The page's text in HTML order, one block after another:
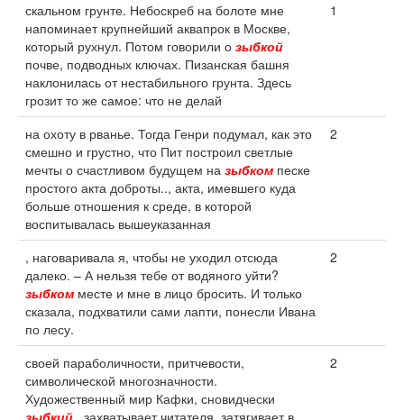
скальном грунте. Небоскреб на болоте мне
напоминает крупнейший аквапрок в Москве,
который рухнул. Потом говорили о зыбкой
почве, подводных ключах. Пизанская башня
наклонилась от нестабильного грунта. Здесь
грозит то же самое: что не делай
1
на охоту в рванье. Тогда Генри подумал, как это
смешно и грустно, что Пит построил светлые
мечты о счастливом будущем на зыбком песке
простого акта доброты.., акта, имевшего куда
больше отношения к среде, в которой
воспитывалась вышеуказанная
2
, наговаривала я, чтобы не уходил отсюда
далеко. – А нельзя тебе от водяного уйти?
зыбком месте и мне в лицо бросить. И только
сказала, подхватили сами лапти, понесли Ивана
по лесу.
2
своей параболичности, притчевости,
символической многозначности.
Художественный мир Кафки, сновидчески
зыбкий , захватывает читателя, затягивает в
2